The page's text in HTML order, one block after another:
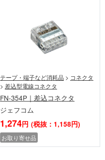
テープ・端子など消耗品 > コネクタ
> 差込型電線コネクタ
FN-354P｜差込コネクタ
ジェフコム
1,274円 (税抜：1,158円)
お取り寄せ品